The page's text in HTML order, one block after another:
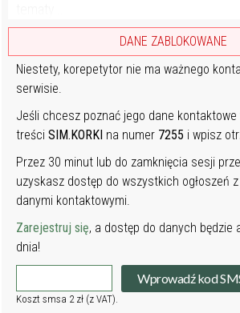
DANE ZABLOKOWANE
Niestety, korepetytor nie ma ważnego
serwisie.
Jeśli chcesz poznać jego dane kontaktowe
treściSIM.KORKI na numer 7255 i wpisz
Przez 30 minut lub do zamknięcia sesji
uzyskasz dostęp do wszystkich ogłoszeń
danymi kontaktowymi.
Zarejestruj się, a dostęp do danych będzie
dnia!
Wprowadź kod
Koszt smsa 2 zł (z VAT).